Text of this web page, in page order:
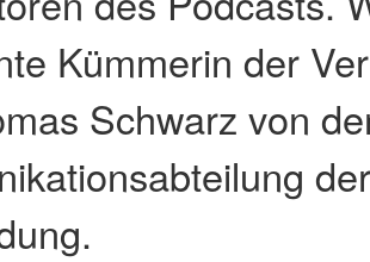
Kümmerin der
Schwarz von